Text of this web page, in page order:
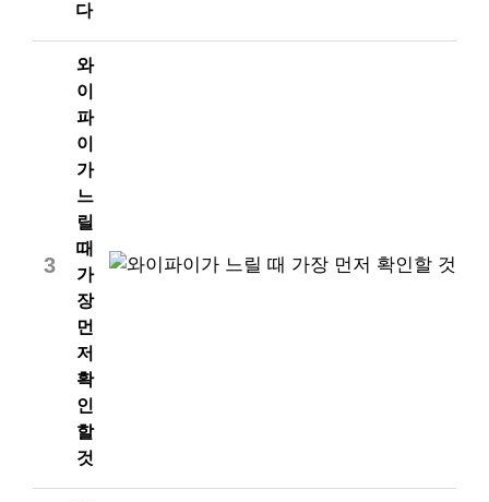
다
3
와
이
파
이
가
느
릴
때
가
장
먼
저
확
인
할
것